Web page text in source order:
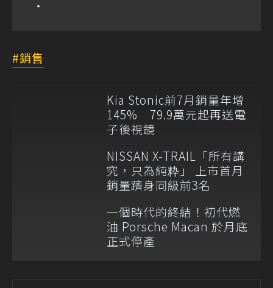
銷售
Kia Stonic前7月銷量年增
145% 79.9萬元起再送電
子後視鏡
NISSAN X-TRAIL「所有講
究，只為純粋」 上市首月
銷量躋身同級前3名
一個時代的終結！初代燃
油 Porsche Macan 於月底
正式停產